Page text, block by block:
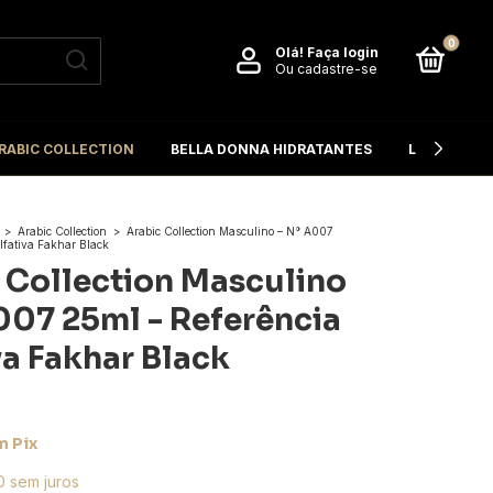
Olá! Faça login
Ou cadastre-se
0
COLLECTION BELLA DONNA HIDRATANTES
> Arabic Collection > Arabic Collection Masculino – N° A007
Fakhar Black
Masculino
25ml - Referência
Fakhar Black
Pix
sem juros